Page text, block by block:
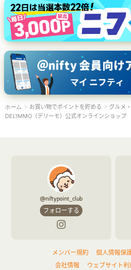
ホーム お買い物でポイントを貯める グルメ
DEL'IMMO（デリーモ）公式オンラインショップ
@niftypoint_club
フォローする
メンバー規約
個人情報保
会社情報
ウェブサイト